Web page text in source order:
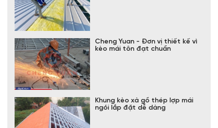
Cheng Yuan - Đơn vị thiết kế vì
kèo mái tôn đạt chuẩn
Khung kèo xà gồ thép lợp mái
ngói lắp đặt dễ dàng